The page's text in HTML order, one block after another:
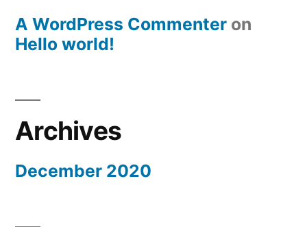
A WordPress Commenter on
Hello world!
Archives
December 2020